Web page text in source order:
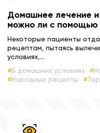
Домашнее лечение
можно ли с помощью
Некоторые пациенты
рецептам, пытаясь
условиях,...
В домашних условиях
Народные рецепты